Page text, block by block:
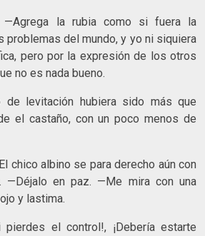
—Agrega la rubia como si fuera la
problemas del mundo, y yo ni siquiera
pero por la expresión de los otros
no es nada bueno.
de levitación hubiera sido más que
el castaño, con un poco menos de
chico albino se para derecho aún con
—Déjalo en paz. —Me mira con una
y lastima.
el control!, ¡Debería estarte